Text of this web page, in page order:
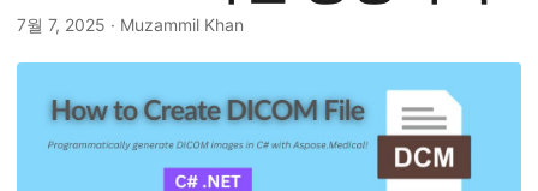
7월 7, 2025 · Muzammil Khan